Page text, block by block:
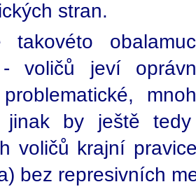
stran.
takovéto
voličů jeví
jinak by ještě tedy
voličů krajní
bez represivních